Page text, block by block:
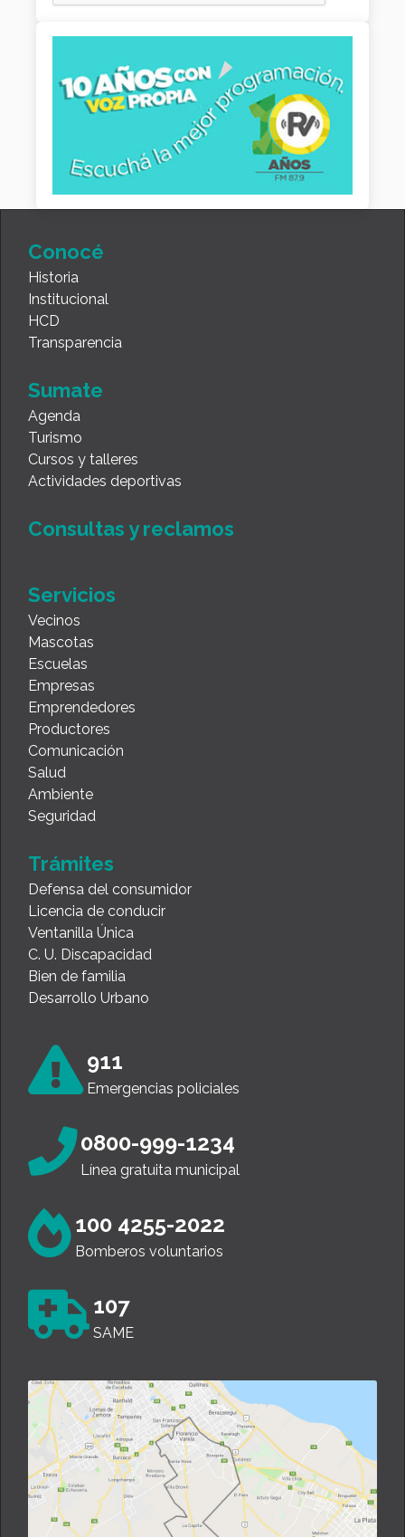
Conocé
Historia
Institucional
HCD
Transparencia
Sumate
Agenda
Turismo
Cursos y talleres
Actividades deportivas
Consultas y reclamos
Servicios
Vecinos
Mascotas
Escuelas
Empresas
Emprendedores
Productores
Comunicación
Salud
Ambiente
Seguridad
Trámites
Defensa del consumidor
Licencia de conducir
Ventanilla Única
C. U. Discapacidad
Bien de familia
Desarrollo Urbano
911
Emergencias policiales
0800-999-1234
Línea gratuita municipal
100 4255-2022
Bomberos voluntarios
107
SAME